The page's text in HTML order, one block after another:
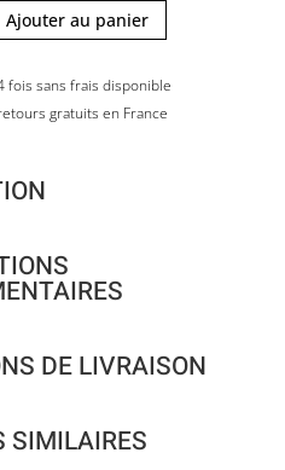
Ajouter au panier
fois sans frais disponible
gratuits en France
DE LIVRAISON
SIMILAIRES